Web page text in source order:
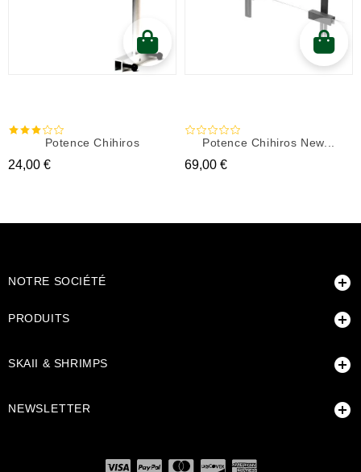
Potence Chihiros
Prix
24,00 €
Potence Chihiros New...
Prix
69,00 €
NOTRE SOCIÉTÉ 
PRODUITS 
SKAII & SHRIMPS 
NEWSLETTER 